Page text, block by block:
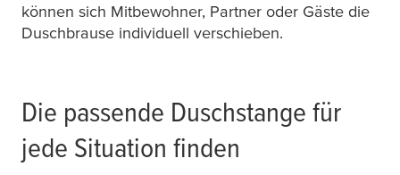
können sich Mitbewohner, Partner oder Gäste die
Duschbrause individuell verschieben.
Die passende Duschstange für
jede Situation finden